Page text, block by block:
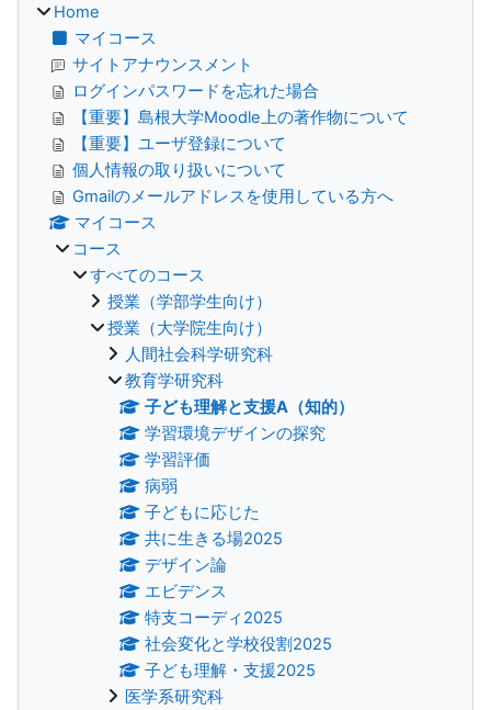
Home
マイコース
サイトアナウンスメント
ログインパスワードを忘れた場合
【重要】島根大学Moodle上の著作物について
【重要】ユーザ登録について
個人情報の取り扱いについて
Gmailのメールアドレスを使用している方へ
マイコース
コース
すべてのコース
授業（学部学生向け）
授業（大学院生向け）
人間社会科学研究科
教育学研究科
子ども理解と支援A（知的）
学習環境デザインの探究
学習評価
病弱
子どもに応じた
共に生きる場2025
デザイン論
エビデンス
特支コーディ2025
社会変化と学校役割2025
子ども理解・支援2025
医学系研究科